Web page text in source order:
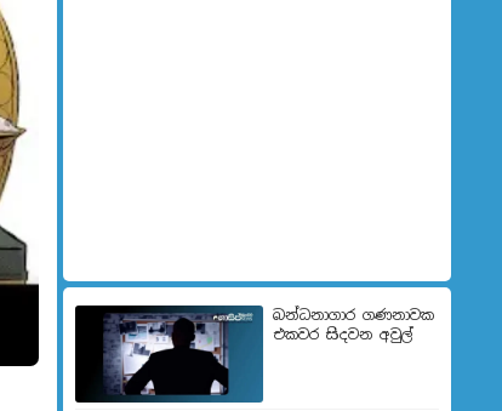
බන්ධනාගාර ගණනාවක
එකවර සිදවන අවුල්